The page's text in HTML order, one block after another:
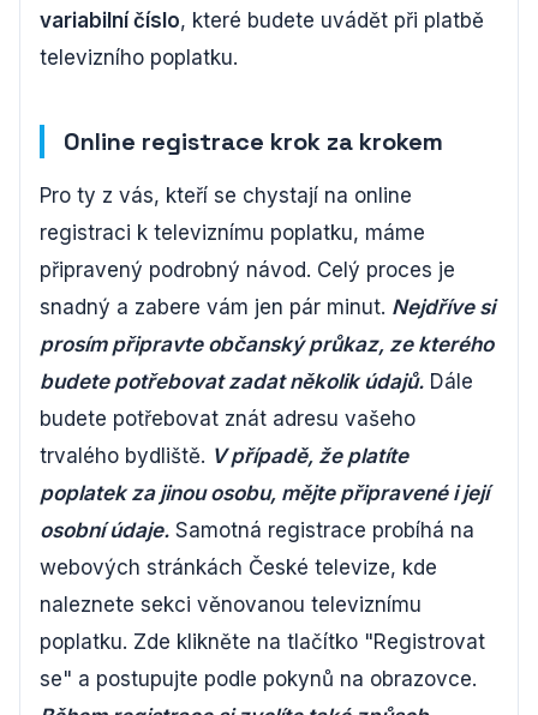
variabilní číslo, které budete uvádět při platbě
televizního poplatku.
Online registrace krok za krokem
Pro ty z vás, kteří se chystají na online
registraci k televiznímu poplatku, máme
připravený podrobný návod. Celý proces je
snadný a zabere vám jen pár minut. Nejdříve si
prosím připravte občanský průkaz, ze kterého
budete potřebovat zadat několik údajů. Dále
budete potřebovat znát adresu vašeho
trvalého bydliště. V případě, že platíte
poplatek za jinou osobu, mějte připravené i její
osobní údaje. Samotná registrace probíhá na
webových stránkách České televize, kde
naleznete sekci věnovanou televiznímu
poplatku. Zde klikněte na tlačítko "Registrovat
se" a postupujte podle pokynů na obrazovce.